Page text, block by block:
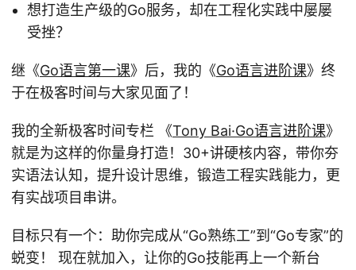
想打造生产级的Go服务，却在工程化实践中屡屡
受挫？
继《Go语言第一课》后，我的《Go语言进阶课》终
于在极客时间与大家见面了！
我的全新极客时间专栏 《Tony Bai·Go语言进阶课》
就是为这样的你量身打造！30+讲硬核内容，带你夯
实语法认知，提升设计思维，锻造工程实践能力，更
有实战项目串讲。
目标只有一个：助你完成从“Go熟练工”到“Go专家”的
蜕变！ 现在就加入，让你的Go技能再上一个新台